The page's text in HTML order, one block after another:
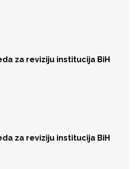
za reviziju institucija BiH
za reviziju institucija BiH